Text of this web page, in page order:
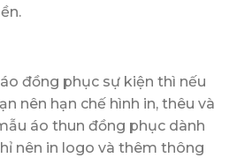
đồng phục sự kiện thì nếu
nên hạn chế hình in, thêu và
áo thun đồng phục dành
nên in logo và thêm thông